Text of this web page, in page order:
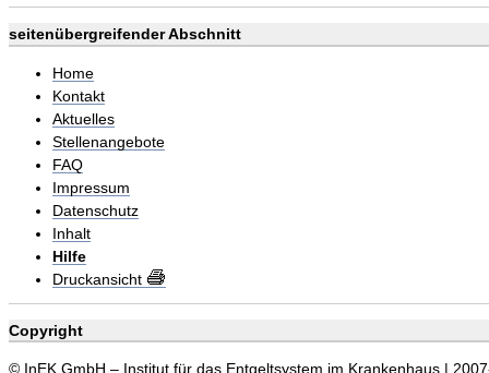
seitenübergreifender Abschnitt
Home
Kontakt
Aktuelles
Stellenangebote
FAQ
Impressum
Datenschutz
Inhalt
Hilfe
Druckansicht
Copyright
© InEK GmbH – Institut für das Entgeltsystem im Krankenhaus |